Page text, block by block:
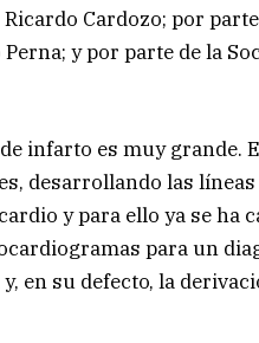
Cardozo; por
y por parte de la
infarto es muy grande.
desarrollando las
y para ello ya se ha
para un
en su defecto, la